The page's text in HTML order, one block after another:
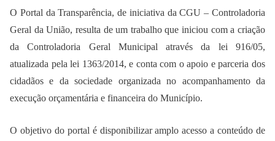
O Portal da Transparência, de iniciativa da CGU – Controladoria
Geral da União, resulta de um trabalho que iniciou com a criação
da Controladoria Geral Municipal através da lei 916/05,
atualizada pela lei 1363/2014, e conta com o apoio e parceria dos
cidadãos e da sociedade organizada no acompanhamento da
execução orçamentária e financeira do Município.
O objetivo do portal é disponibilizar amplo acesso a conteúdo de